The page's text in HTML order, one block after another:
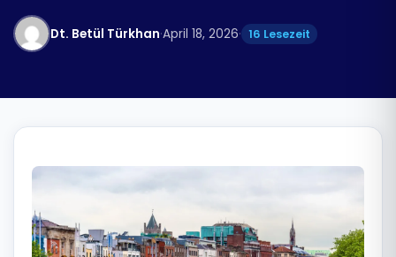
Español
Italiano
Български
Русский
Dt. Betül Türkhan·April 18, 2026· 16 Lesezeit